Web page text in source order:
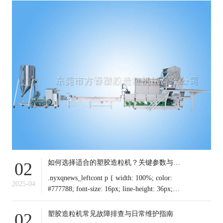
02
2025-04
如何选择适合的塑胶造粒机？关键参数与行业应用解析
.nyxqnews_leftcont p { width: 100%; color:
#777788; font-size: 16px; line-height: 36px;
text-indent: 0em !important; mar
塑胶造粒机常见故障排查与日常维护指南